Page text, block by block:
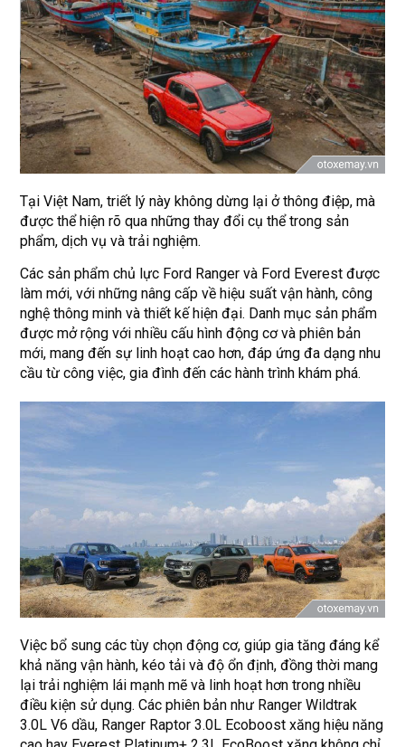
Tại Việt Nam, triết lý này không dừng lại ở thông điệp, mà
được thể hiện rõ qua những thay đổi cụ thể trong sản
phẩm, dịch vụ và trải nghiệm.
Các sản phẩm chủ lực Ford Ranger và Ford Everest được
làm mới, với những nâng cấp về hiệu suất vận hành, công
nghệ thông minh và thiết kế hiện đại. Danh mục sản phẩm
được mở rộng với nhiều cấu hình động cơ và phiên bản
mới, mang đến sự linh hoạt cao hơn, đáp ứng đa dạng nhu
cầu từ công việc, gia đình đến các hành trình khám phá.
Việc bổ sung các tùy chọn động cơ, giúp gia tăng đáng kể
khả năng vận hành, kéo tải và độ ổn định, đồng thời mang
lại trải nghiệm lái mạnh mẽ và linh hoạt hơn trong nhiều
điều kiện sử dụng. Các phiên bản như Ranger Wildtrak
3.0L V6 dầu, Ranger Raptor 3.0L Ecoboost xăng hiệu năng